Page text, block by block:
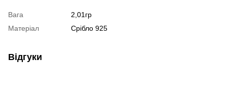
Вага
2,01гр
Матеріал
Срібло 925
Відгуки